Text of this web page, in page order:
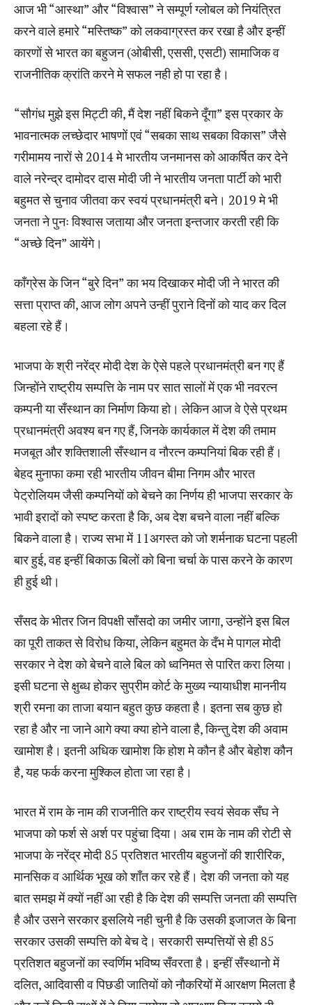
आज भी “आस्था” और “विश्वास” ने सम्पूर्ण ग्लोबल को नियंत्रित
करने वाले हमारे “मस्तिष्क” को लकवाग्रस्त कर रखा है और इन्हीं
कारणों से भारत का बहुजन (ओबीसी, एससी, एसटी) सामाजिक व
राजनीतिक क्रांति करने मे सफल नही हो पा रहा है।
“सौगंध मुझे इस मिट्टी की, मैं देश नहीं बिकने दूँगा” इस प्रकार के
भावनात्मक लच्छेदार भाषणों एवं “सबका साथ सबका विकास” जैसे
गरीमामय नारों से 2014 मे भारतीय जनमानस को आकर्षित कर देने
वाले नरेन्द्र दामोदर दास मोदी जी ने भारतीय जनता पार्टी को भारी
बहुमत से चुनाव जीतवा कर स्वयं प्रधानमंत्री बने। 2019 मे भी
जनता ने पुनः विश्वास जताया और जनता इन्तजार करती रही कि
“अच्छे दिन” आयेंगे।
काँग्रेस के जिन “बुरे दिन” का भय दिखाकर मोदी जी ने भारत की
सत्ता प्राप्त की, आज लोग अपने उन्हीं पुराने दिनों को याद कर दिल
बहला रहे हैं।
भाजपा के श्री नरेंद्र मोदी देश के ऐसे पहले प्रधानमंत्री बन गए हैं
जिन्होंने राष्ट्रीय सम्पत्ति के नाम पर सात सालों में एक भी नवरत्न
कम्पनी या सँस्थान का निर्माण किया हो। लेकिन आज वे ऐसे प्रथम
प्रधानमंत्री अवश्य बन गए हैं, जिनके कार्यकाल में देश की तमाम
मजबूत और शक्तिशाली सँस्थान व नौरत्न कम्पनियां बिक रही हैं।
बेहद मुनाफा कमा रही भारतीय जीवन बीमा निगम और भारत
पेट्रोलियम जैसी कम्पनियों को बेचने का निर्णय ही भाजपा सरकार के
भावी इरादों को स्पष्ट करता है कि, अब देश बचने वाला नहीं बल्कि
बिकने वाला है। राज्य सभा में 11अगस्त को जो शर्मनाक घटना पहली
बार हुई, वह इन्हीं बिकाऊ बिलों को बिना चर्चा के पास करने के कारण
ही हुई थी।
सँसद के भीतर जिन विपक्षी साँसदो का जमीर जागा, उन्होंने इस बिल
का पूरी ताकत से विरोध किया, लेकिन बहुमत के दँभ मे पागल मोदी
सरकार ने देश को बेचने वाले बिल को ध्वनिमत से पारित करा लिया।
इसी घटना से क्षुब्ध होकर सुप्रीम कोर्ट के मुख्य न्यायाधीश माननीय
श्री रमना का ताजा बयान बहुत कुछ कहता है। इतना सब कुछ हो
रहा है और ना जाने आगे क्या क्या होने वाला है, किन्तु देश की अवाम
खामोश है। इतनी अधिक खामोश कि होश मे कौन है और बेहोश कौन
है, यह फर्क करना मुश्किल होता जा रहा है।
भारत में राम के नाम की राजनीति कर राष्ट्रीय स्वयं सेवक सँघ ने
भाजपा को फर्श से अर्श पर पहुंचा दिया। अब राम के नाम की रोटी से
भाजपा के नरेंद्र मोदी 85 प्रतिशत भारतीय बहुजनों की शारीरिक,
मानसिक व आर्थिक भूख को शाँत कर रहे हैं। देश की जनता को यह
बात समझ में क्यों नहीं आ रही है कि देश की सम्पत्ति जनता की सम्पत्ति
है और उसने सरकार इसलिये नही चुनी है कि उसकी इजाजत के बिना
सरकार उसकी सम्पत्ति को बेच दे। सरकारी सम्पत्तियों से ही 85
प्रतिशत बहुजनों का स्वर्णिम भविष्य सँवरता है। इन्हीं सँस्थानो में
दलित, आदिवासी व पिछडी जातियों को नौकरियों में आरक्षण मिलता है